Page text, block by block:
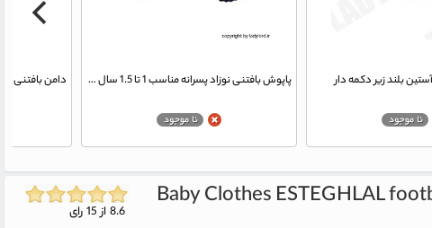
بلند زیر دکمه دار پاپوش بافتنی نوزاد پسرانه مناسب 1 تا 1.5 سال رنگ سرمه ای-آبی
Baby Clothes ESTEGHLAL